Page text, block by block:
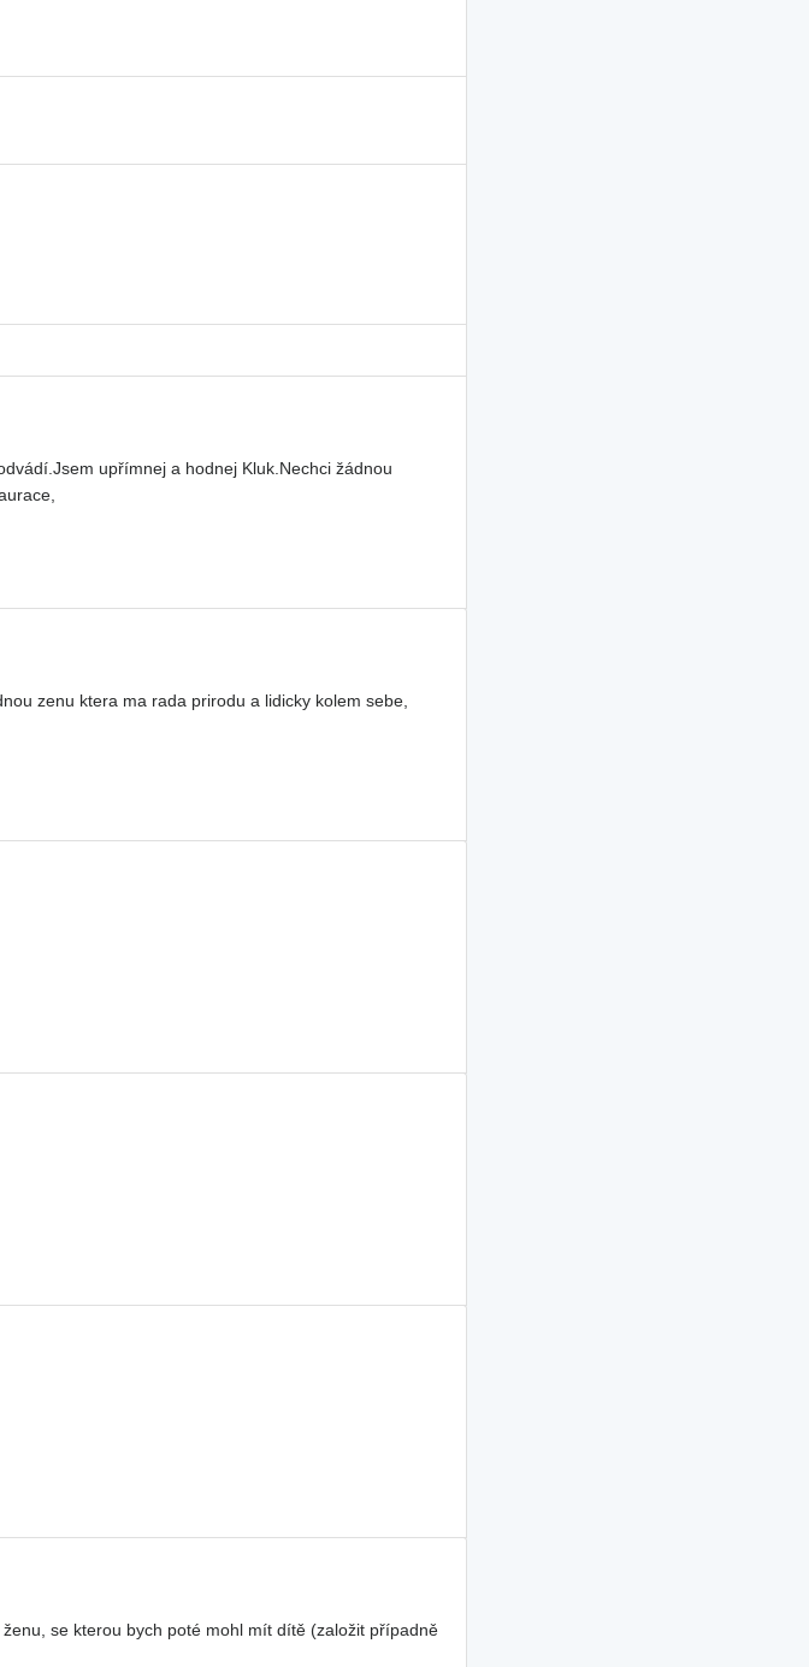
upřímnej a hodnej Kluk.Nechci žádnou
zenu ktera ma rada prirodu a lidicky kolem sebe,
se kterou bych poté mohl mít dítě (založit případně